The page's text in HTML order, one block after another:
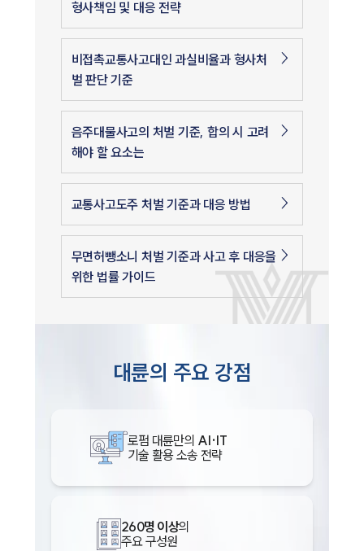
형사책임 및 대응 전략
비접촉교통사고대인 과실비율과 형사처
벌 판단 기준
음주대물사고의 처벌 기준, 합의 시 고려
해야 할 요소는
교통사고도주 처벌 기준과 대응 방법
무면허뺑소니 처벌 기준과 사고 후 대응을
위한 법률 가이드
대륜의 주요 강점
로펌 대륜만의 AI·IT
기술 활용 소송 전략
260명 이상의
주요 구성원